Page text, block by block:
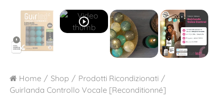
play_circle_outline
Home Shop
Prodotti Ricondizionati
Guirlanda Controllo Vocale [Reconditionné]